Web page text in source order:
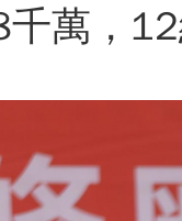
萬，